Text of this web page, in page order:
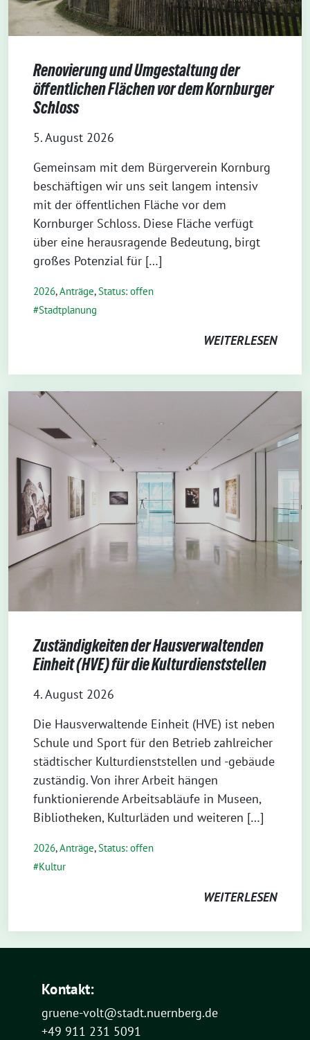
Renovierung und Umgestaltung der
öffentlichen Flächen vor dem Kornburger
Schloss
5. August 2026
Gemeinsam mit dem Bürgerverein Kornburg
beschäftigen wir uns seit langem intensiv
mit der öffentlichen Fläche vor dem
Kornburger Schloss. Diese Fläche verfügt
über eine herausragende Bedeutung, birgt
großes Potenzial für […]
2026,Anträge,Status: offen
Stadtplanung
WEITERLESEN
Zuständigkeiten der Hausverwaltenden
Einheit (HVE) für die Kulturdienststellen
4. August 2026
Die Hausverwaltende Einheit (HVE) ist neben
Schule und Sport für den Betrieb zahlreicher
städtischer Kulturdienststellen und -gebäude
zuständig. Von ihrer Arbeit hängen
funktionierende Arbeitsabläufe in Museen,
Bibliotheken, Kulturläden und weiteren […]
2026,Anträge,Status: offen
Kultur
WEITERLESEN
Kontakt:
gruene-volt@stadt.nuernberg.de
+49 911 231 5091